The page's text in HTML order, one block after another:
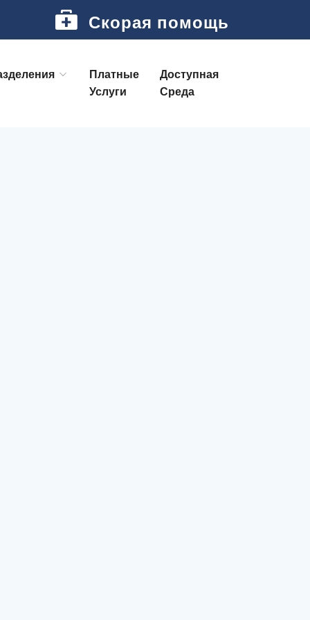
Скорая помощь
Платные
Услуги
Доступная
Среда